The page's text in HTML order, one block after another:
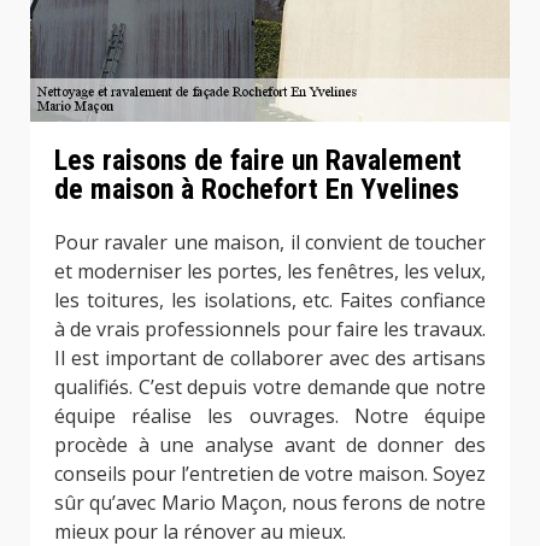
Les raisons de faire un Ravalement
de maison à Rochefort En Yvelines
Pour ravaler une maison, il convient de toucher
et moderniser les portes, les fenêtres, les velux,
les toitures, les isolations, etc. Faites confiance
à de vrais professionnels pour faire les travaux.
Il est important de collaborer avec des artisans
qualifiés. C’est depuis votre demande que notre
équipe réalise les ouvrages. Notre équipe
procède à une analyse avant de donner des
conseils pour l’entretien de votre maison. Soyez
sûr qu’avec Mario Maçon, nous ferons de notre
mieux pour la rénover au mieux.